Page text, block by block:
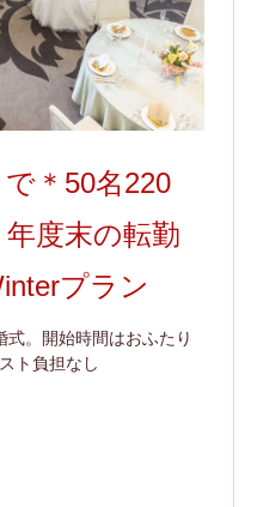
で＊50名220
度末の転勤
プラン
式。開始時間はおふたり
ト負担なし